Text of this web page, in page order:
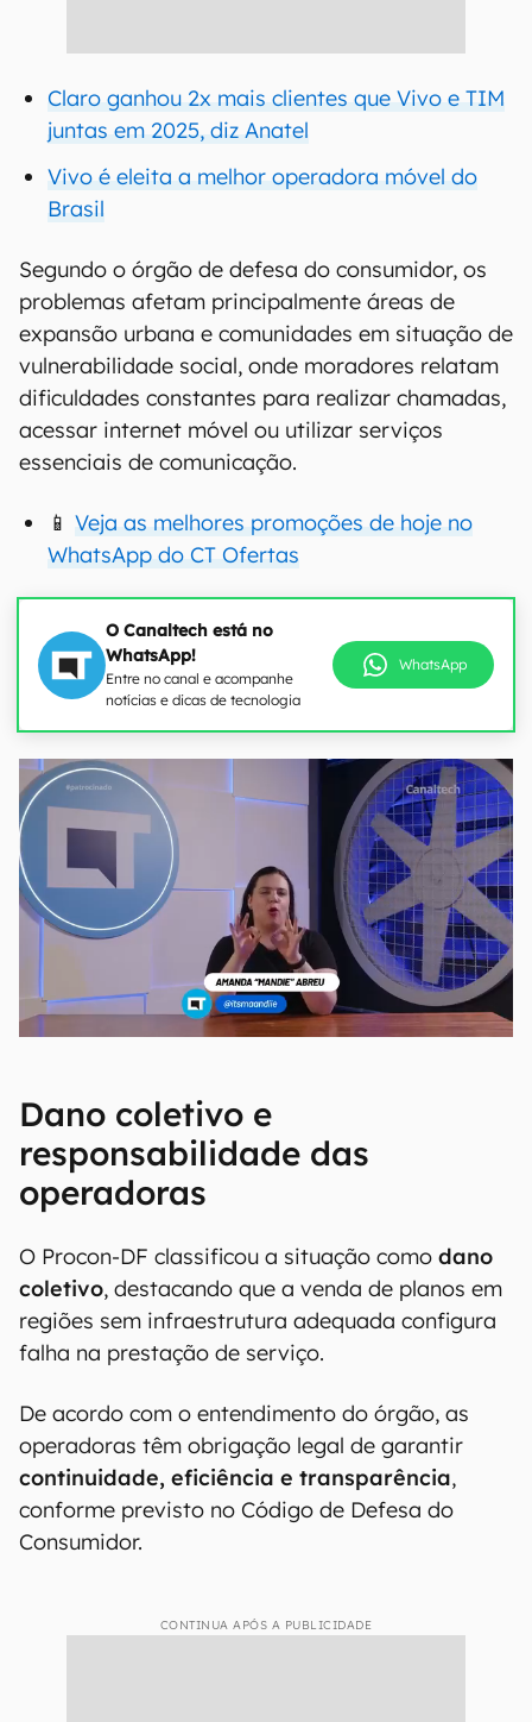
Claro ganhou 2x mais clientes que Vivo e TIM
juntas em 2025, diz Anatel
Vivo é eleita a melhor operadora móvel do
Brasil
Segundo o órgão de defesa do consumidor, os
problemas afetam principalmente áreas de
expansão urbana e comunidades em situação de
vulnerabilidade social, onde moradores relatam
dificuldades constantes para realizar chamadas,
acessar internet móvel ou utilizar serviços
essenciais de comunicação.
📱 Veja as melhores promoções de hoje no
WhatsApp do CT Ofertas
O Canaltech está no
WhatsApp!
Entre no canal e acompanhe
notícias e dicas de tecnologia
WhatsApp
Dano coletivo e
responsabilidade das
operadoras
O Procon-DF classificou a situação como dano
coletivo, destacando que a venda de planos em
regiões sem infraestrutura adequada configura
falha na prestação de serviço.
De acordo com o entendimento do órgão, as
operadoras têm obrigação legal de garantir
continuidade, eficiência e transparência,
conforme previsto no Código de Defesa do
Consumidor.
CONTINUA APÓS A PUBLICIDADE